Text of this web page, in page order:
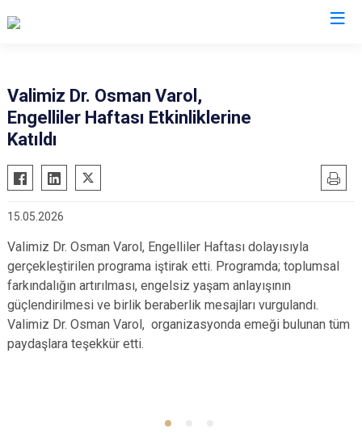
Valimiz Dr. Osman Varol,
Engelliler Haftası Etkinliklerine
Katıldı
15.05.2026
Valimiz Dr. Osman Varol, Engelliler Haftası dolayısıyla
gerçekleştirilen programa iştirak etti. Programda; toplumsal
farkındalığın artırılması, engelsiz yaşam anlayışının
güçlendirilmesi ve birlik beraberlik mesajları vurgulandı.
Valimiz Dr. Osman Varol, organizasyonda emeği bulunan tüm
paydaşlara teşekkür etti.